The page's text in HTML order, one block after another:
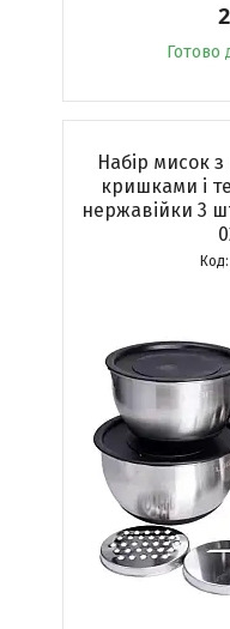
Готово
Набір мисок з
кришками і
нержавійки 3